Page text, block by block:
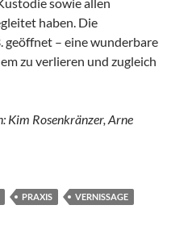
haben. Die
geöffnet – eine wunderbare
zu verlieren und zugleich
Kim Rosenkränzer, Arne
PRAXIS VERNISSAGE